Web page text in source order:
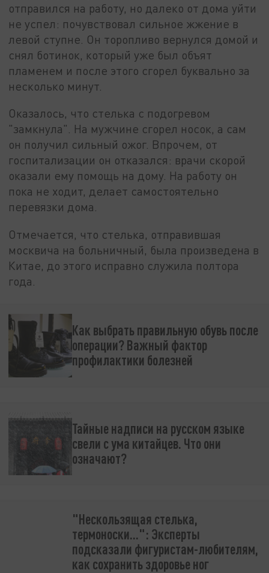
отправился на работу, но далеко от дома уйти
не успел: почувствовал сильное жжение в
левой ступне. Он торопливо вернулся домой и
снял ботинок, который уже был объят
пламенем и после этого сгорел буквально за
несколько минут.
Оказалось, что стелька с подогревом
"замкнула". На мужчине сгорел носок, а сам
он получил сильный ожог. Впрочем, от
госпитализации он отказался: врачи скорой
оказали ему помощь на дому. На работу он
пока не ходит, делает самостоятельно
перевязки дома.
Отмечается, что стелька, отправившая
москвича на больничный, была произведена в
Китае, до этого исправно служила полтора
года.
Как выбрать правильную обувь после
операции? Важный фактор
профилактики болезней
Тайные надписи на русском языке
свели с ума китайцев. Что они
означают?
"Нескользящая стелька,
термоноски…": Эксперты
подсказали фигуристам-любителям,
как сохранить здоровье ног